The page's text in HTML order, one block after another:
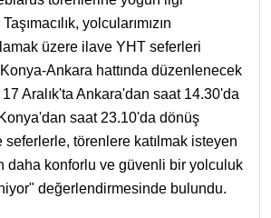
yolcularımızın
üzere ilave YHT seferleri
Ankara hattında düzenlenecek
Aralık'ta Ankara'dan saat 14.30'da
saat 23.10'da dönüş
törenlere katılmak isteyen
daha konforlu ve güvenli bir yolculuk
değerlendirmesinde bulundu.